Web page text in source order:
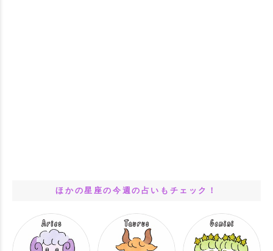
ほかの星座の今週の占いもチェック！